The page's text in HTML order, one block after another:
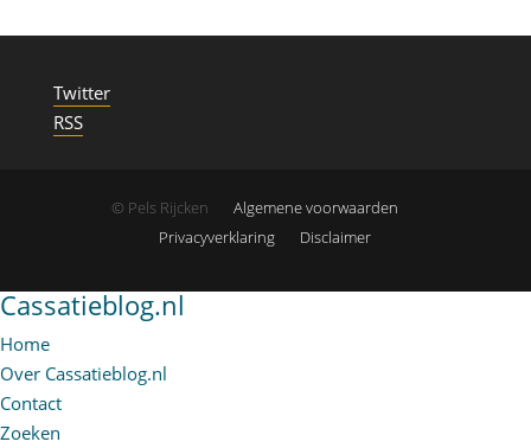
Twitter
RSS
© Pels Rijcken
Algemene voorwaarden
Privacyverklaring
Disclaimer
Cassatieblog.nl
Home
Over Cassatieblog.nl
Contact
Zoeken